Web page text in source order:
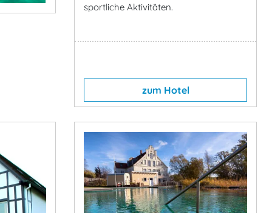
sportliche Aktivitäten.
zum Hotel